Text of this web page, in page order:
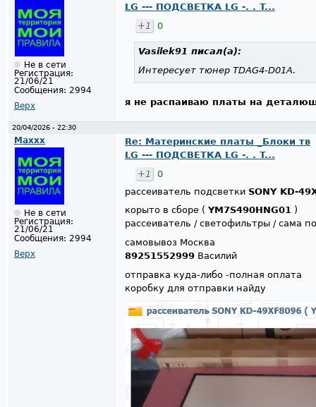
Не в сети
Регистрация:
21/06/21
Сообщения: 2994
Верх
LG --- ПОДСВЕТКА LG -. . T...
+1
0
Vasilek91 писал(а):
Интересует тюнер TDAG4-D01A.
я не распаиваю платы на
20/04/2026 - 22:30
Maxxx
Не в сети
Регистрация:
21/06/21
Сообщения: 2994
Верх
Re: Материнские платы _Блоки тв
LG --- ПОДСВЕТКА LG -. . T...
+1
0
рассеиватель подсветки SONY KD-
корыто в сборе ( YM7S490HNG01 )
рассеиватель / светофильтры / сама
самовывоз Москва
89251552999 Василий
отправка куда-либо -полная оплата
коробку для отправки найду